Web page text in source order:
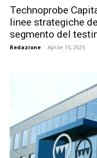
Technoprobe
linee strategiche
segmento del
Redazione - Aprile 15, 2025